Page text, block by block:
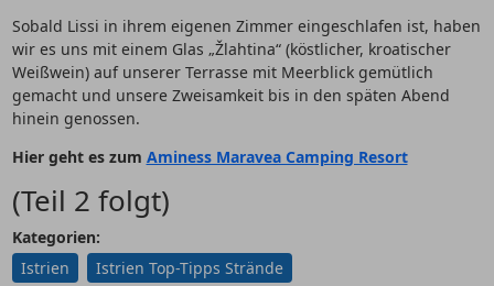
Sobald Lissi in ihrem eigenen Zimmer eingeschlafen ist, haben
wir es uns mit einem Glas „Žlahtina“ (köstlicher, kroatischer
Weißwein) auf unserer Terrasse mit Meerblick gemütlich
gemacht und unsere Zweisamkeit bis in den späten Abend
hinein genossen.
Hier geht es zum Aminess Maravea Camping Resort
(Teil 2 folgt)
Kategorien:
Istrien
Istrien Top-Tipps Strände